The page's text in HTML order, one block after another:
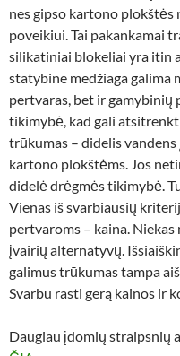
nes gipso kartono plokštės
poveikiui. Tai pakankamai
silikatiniai blokeliai yra itin
statybine medžiaga galima
pertvaras, bet ir gamybinių
tikimybė, kad gali
trūkumas – didelis
kartono plokštėms. Jos
didelė drėgmės tikimybė.
Vienas iš svarbiausių
pertvaroms – kaina.
įvairių alternatyvų.
galimus trūkumas tampa
Svarbu rasti gerą kainos ir
Daugiau įdomių straipsnių